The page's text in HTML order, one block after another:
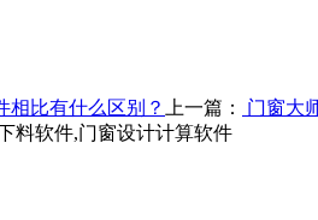
相比有什么区别？ 上一篇：
门窗大
料软件,门窗设计计算软件